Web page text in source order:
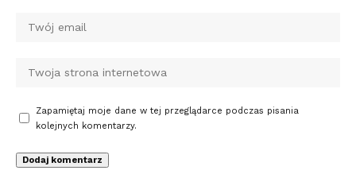
Zapamiętaj moje dane w tej przeglądarce podczas pisania
kolejnych komentarzy.